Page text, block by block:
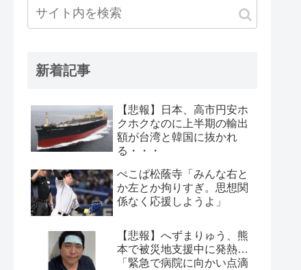
新着記事
【悲報】日本、高市円安ホ
クホクなのに上半期の輸出
額が台湾と韓国に抜かれ
る・・・
ぺこぱ松蔭寺「みんな右と
か左とか拘りすぎ。思想関
係なく応援しようよ」
【悲報】へずまりゅう、熊
本で被災地支援中に発熱…
「緊急で病院に向かい点滴